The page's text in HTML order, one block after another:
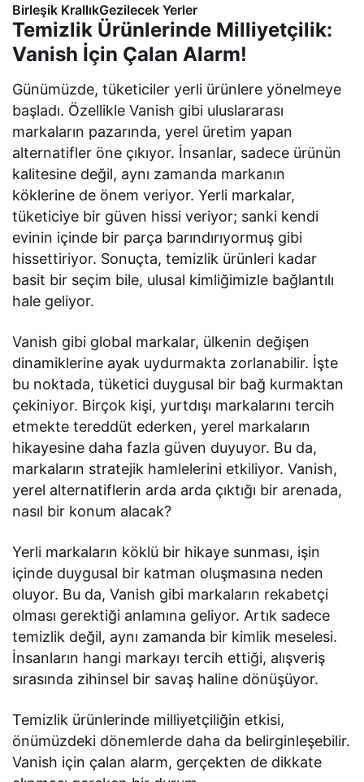
Birleşik KrallıkGezilecek Yerler
Temizlik Ürünlerinde Milliyetçilik:
Vanish İçin Çalan Alarm!
Günümüzde, tüketiciler yerli ürünlere yönelmeye
başladı. Özellikle Vanish gibi uluslararası
markaların pazarında, yerel üretim yapan
alternatifler öne çıkıyor. İnsanlar, sadece ürünün
kalitesine değil, aynı zamanda markanın
köklerine de önem veriyor. Yerli markalar,
tüketiciye bir güven hissi veriyor; sanki kendi
evinin içinde bir parça barındırıyormuş gibi
hissettiriyor. Sonuçta, temizlik ürünleri kadar
basit bir seçim bile, ulusal kimliğimizle bağlantılı
hale geliyor.
Vanish gibi global markalar, ülkenin değişen
dinamiklerine ayak uydurmakta zorlanabilir. İşte
bu noktada, tüketici duygusal bir bağ kurmaktan
çekiniyor. Birçok kişi, yurtdışı markalarını tercih
etmekte tereddüt ederken, yerel markaların
hikayesine daha fazla güven duyuyor. Bu da,
markaların stratejik hamlelerini etkiliyor. Vanish,
yerel alternatiflerin arda arda çıktığı bir arenada,
nasıl bir konum alacak?
Yerli markaların köklü bir hikaye sunması, işin
içinde duygusal bir katman oluşmasına neden
oluyor. Bu da, Vanish gibi markaların rekabetçi
olması gerektiği anlamına geliyor. Artık sadece
temizlik değil, aynı zamanda bir kimlik meselesi.
İnsanların hangi markayı tercih ettiği, alışveriş
sırasında zihinsel bir savaş haline dönüşüyor.
Temizlik ürünlerinde milliyetçiliğin etkisi,
önümüzdeki dönemlerde daha da belirginleşebilir.
Vanish için çalan alarm, gerçekten de dikkate